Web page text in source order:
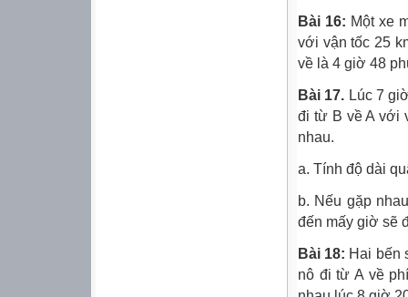
Bài 16: Một xe
với vận tốc 25
về là 4 giờ 48
Bài 17. Lúc 7
đi từ B về A với
nhau.
a. Tính độ dài
b. Nếu gặp
đến mấy giờ sẽ
Bài 18: Hai bến
nô đi từ A về